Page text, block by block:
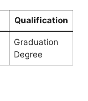
Qualification
Graduation
Degree